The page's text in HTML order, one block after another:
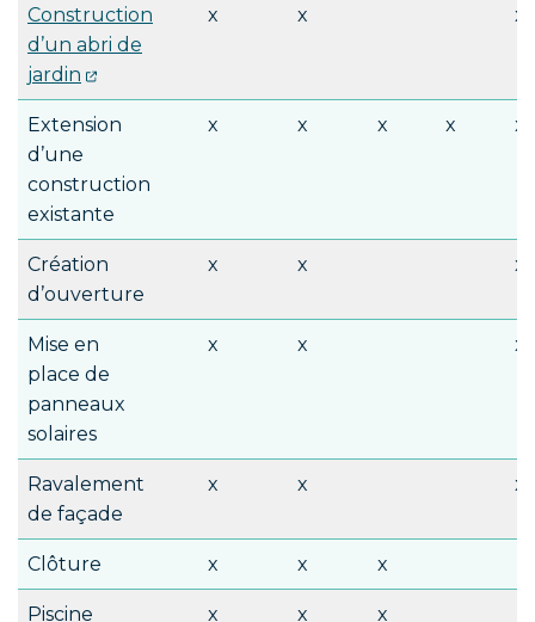
Construction
d’un abri de
jardin
x x x
Extension
d’une
construction
existante
x x x x x
Création
d’ouverture
x x x
Mise en
place de
panneaux
solaires
x x x
Ravalement
de façade
x x x
Clôture x x x
Piscine x x x